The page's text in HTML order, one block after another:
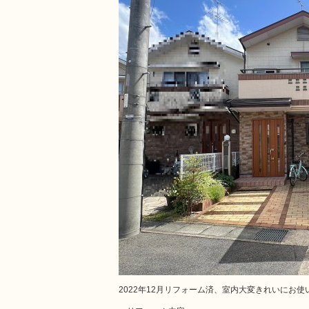
2022年12月リフォーム済、室内大変きれいにお使